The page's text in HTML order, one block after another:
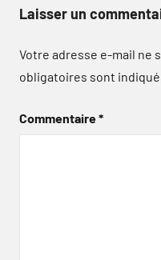
Laisser un
Votre adresse e-mail ne
obligatoires sont
Commentaire*